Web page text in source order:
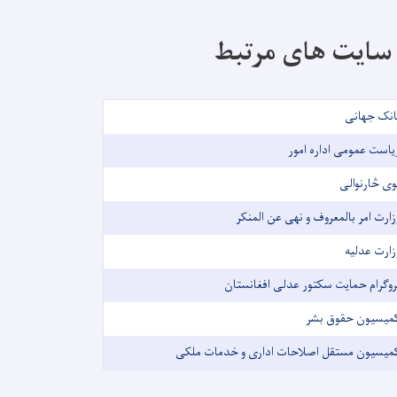
سایت های مرتبط
جهانی
عمومی اداره امور
څارنوالی
امر بالمعروف و نهی عن المنکر
عدلیه
حمایت سکتور عدلی افغانستان
حقوق بشر
مستقل اصلاحات اداری و خدمات ملکی